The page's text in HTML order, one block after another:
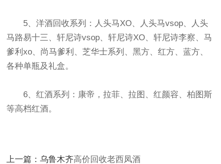
5、洋酒回收系列：人头马XO、人头马vsop、人头
马路易十三、轩尼诗vsop、轩尼诗XO、轩尼诗李察、马
爹利xo、尚马爹利、芝华士系列、黑方、红方、蓝方、
各种单瓶及礼盒。
6、红酒系列：康帝，拉菲、拉图、红颜容、柏图斯
等高档红酒。
上一篇：乌鲁木齐高价回收老西凤酒